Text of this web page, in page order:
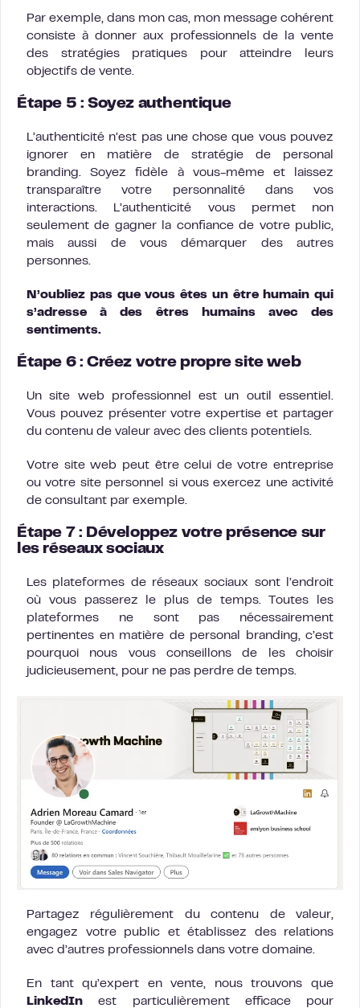
Par exemple, dans mon cas, mon message cohérent
consiste à donner aux professionnels de la vente
des stratégies pratiques pour atteindre leurs
objectifs de vente.
Étape 5 : Soyez authentique
L’authenticité n’est pas une chose que vous pouvez
ignorer en matière de stratégie de personal
branding. Soyez fidèle à vous-même et laissez
transparaître votre personnalité dans vos
interactions. L’authenticité vous permet non
seulement de gagner la confiance de votre public,
mais aussi de vous démarquer des autres
personnes.
N’oubliez pas que vous êtes un être humain qui
s’adresse à des êtres humains avec des
sentiments.
Étape 6 : Créez votre propre site web
Un site web professionnel est un outil essentiel.
Vous pouvez présenter votre expertise et partager
du contenu de valeur avec des clients potentiels.
Votre site web peut être celui de votre entreprise
ou votre site personnel si vous exercez une activité
de consultant par exemple.
Étape 7 : Développez votre présence sur
les réseaux sociaux
Les plateformes de réseaux sociaux sont l’endroit
où vous passerez le plus de temps. Toutes les
plateformes ne sont pas nécessairement
pertinentes en matière de personal branding, c’est
pourquoi nous vous conseillons de les choisir
judicieusement, pour ne pas perdre de temps.
Partagez régulièrement du contenu de valeur,
engagez votre public et établissez des relations
avec d’autres professionnels dans votre domaine.
En tant qu’expert en vente, nous trouvons que
LinkedInest particulièrement efficace pour